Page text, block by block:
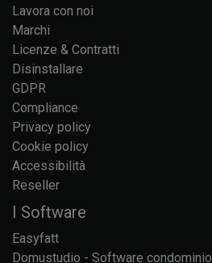
Lavora con noi
Marchi
Licenze & Contratti
Disinstallare
GDPR
Compliance
Privacy policy
Cookie policy
Accessibilità
Reseller
I Software
Easyfatt
Domustudio - Software condominio